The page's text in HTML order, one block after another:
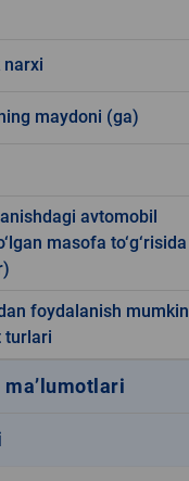
narxi
maydoni (ga)
avtomobil
masofa to‘g‘risida
foydalanish mumkin
turlari